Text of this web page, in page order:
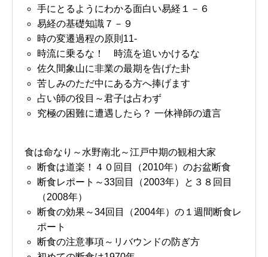
手にとるようにわかる面白い易経１－６
易経の基礎知識７－９
時の変遷過程の原則11-
時流に乗るな！ 時流を追いかけるな
佐久間象山に非業の最期を告げた卦
苦しみのただ中にある方へ捧げます
占い師の役目～君子は占わず
究極の困難に遭遇したら？ 一休禅師の遺言
食は命なり～水野南北～江戸中期の観相大家
断食は道楽！４０回目（2010年）のお盆断食
断食レポート～33回目（2003年）と３８回目
（2008年）
断食の効果～34回目（2004年）の１週間断食レ
ポート
断食の注意事項～リバウンドの防ぎ方